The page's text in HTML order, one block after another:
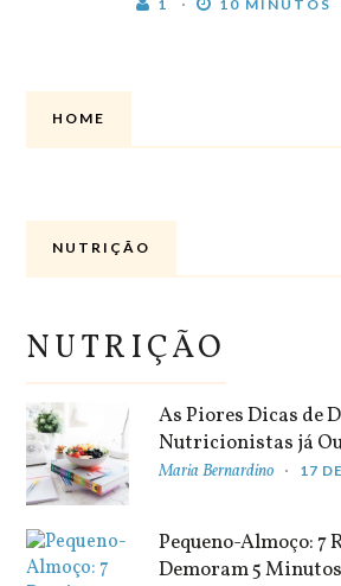
1 10 MINUTOS
HOME
NUTRIÇÃO
NUTRIÇÃO
As Piores Dicas de
Nutricionistas já
Maria Bernardino 17
Pequeno-Almoço: 7
Demoram 5